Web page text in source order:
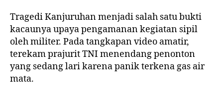
Tragedi Kanjuruhan menjadi salah satu bukti
kacaunya upaya pengamanan kegiatan sipil
oleh militer. Pada tangkapan video amatir,
terekam prajurit TNI menendang penonton
yang sedang lari karena panik terkena gas air
mata.